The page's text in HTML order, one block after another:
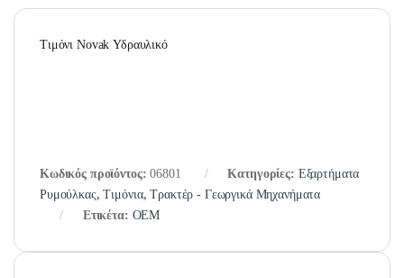
Τιμόνι Novak Υδραυλικό
Κωδικός προϊόντος:06801 Κατηγορίες: Εξαρτήματα
Ρυμούλκας,Τιμόνια,Τρακτέρ - Γεωργικά Μηχανήματα
Ετικέτα: OEM